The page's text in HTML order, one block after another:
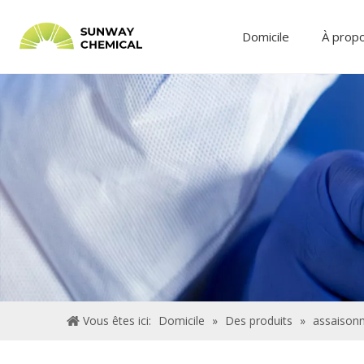
Domicile À
Vous êtes ici: Domicile » Des produits »